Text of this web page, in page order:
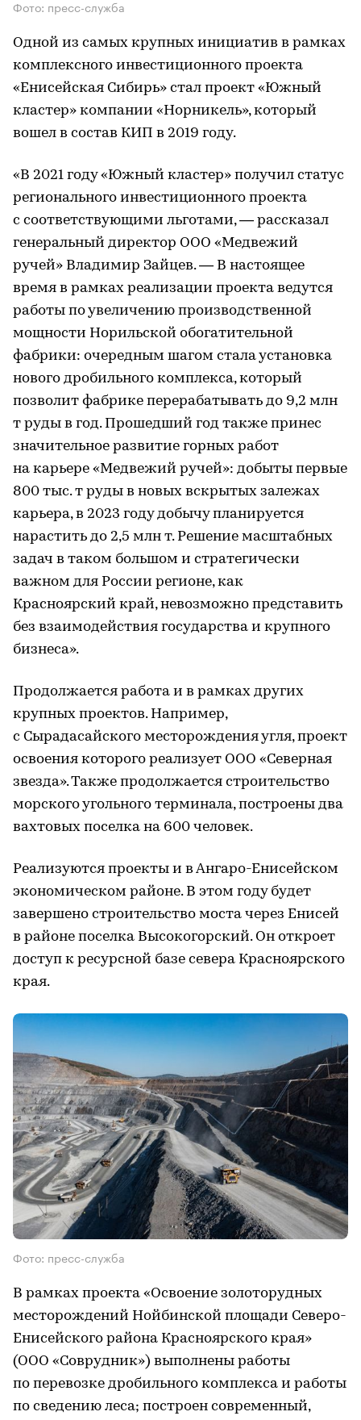
Фото: пресс-служба
Одной из самых крупных инициатив в рамках
комплексного инвестиционного проекта
«Енисейская Сибирь» стал проект «Южный
кластер» компании «Норникель», который
вошел в состав КИП в 2019 году.
«В 2021 году «Южный кластер» получил статус
регионального инвестиционного проекта
с соответствующими льготами, — рассказал
генеральный директор ООО «Медвежий
ручей» Владимир Зайцев. — В настоящее
время в рамках реализации проекта ведутся
работы по увеличению производственной
мощности Норильской обогатительной
фабрики: очередным шагом стала установка
нового дробильного комплекса, который
позволит фабрике перерабатывать до 9,2 млн
т руды в год. Прошедший год также принес
значительное развитие горных работ
на карьере «Медвежий ручей»: добыты первые
800 тыс. т руды в новых вскрытых залежах
карьера, в 2023 году добычу планируется
нарастить до 2,5 млн т. Решение масштабных
задач в таком большом и стратегически
важном для России регионе, как
Красноярский край, невозможно представить
без взаимодействия государства и крупного
бизнеса».
Продолжается работа и в рамках других
крупных проектов. Например,
с Сырадасайского месторождения угля, проект
освоения которого реализует ООО «Северная
звезда». Также продолжается строительство
морского угольного терминала, построены два
вахтовых поселка на 600 человек.
Реализуются проекты и в Ангаро-Енисейском
экономическом районе. В этом году будет
завершено строительство моста через Енисей
в районе поселка Высокогорский. Он откроет
доступ к ресурсной базе севера Красноярского
края.
Фото: пресс-служба
В рамках проекта «Освоение золоторудных
месторождений Нойбинской площади Северо-
Енисейского района Красноярского края»
(ООО «Соврудник») выполнены работы
по перевозке дробильного комплекса и работы
по сведению леса; построен современный,